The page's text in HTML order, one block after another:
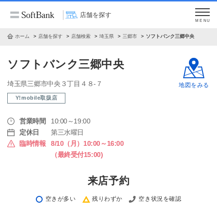
店舗を探す
MENU
ホーム 店舗を探す 店舗検索 埼玉県 三郷市 ソフトバンク三郷中央
ソフトバンク三郷中央
埼玉県三郷市中央３丁目４８‐７
Y!mobile取扱店
営業時間
10:00～19:00
定休日
第三水曜日
臨時情報
8/10（月）10:00～16:00
（最終受付15:00)
地図をみる
来店予約
空きが多い 残りわずか 空き状況を確認